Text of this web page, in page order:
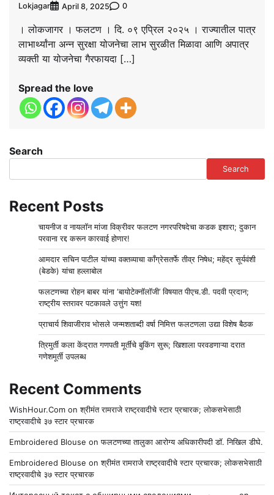
Lokjagar April 8, 2025 0
। लोकजागर । फलटण । दि. ०९ एप्रिल २०२५ । राज्यातील पात्र
लाभार्थ्यांना अन्न सुरक्षा योजनेचा लाभ सुरळीत मिळावा आणि अपात्र
व्यक्ती या योजनेचा गैरफायदा […]
Spread the love
Search
Search
Recent Posts
चायनीज व नायलॉन मांजा विक्रीवर फलटण नगरपरिषदेचा कडक इशारा; दुकान
परवाना रद्द करून कारवाई होणार!
आमदार सचिन पाटील यांच्या वक्तव्याचा काँग्रेसतर्फे तीव्र निषेध; महेंद्र सूर्यवंशी
(बेडके) यांचा हल्लाबोल
फलटणच्या रोहन बाबर यांना ‘बायोटेक्नॉलॉजी’ विषयात पीएच.डी. पदवी प्रदान;
राष्ट्रीय स्तरावर पटकावले उत्तुंग यश!
प्राचार्य शिवाजीराव भोसले जन्मशताब्दी वर्षा निमित्त फलटणला उद्या विशेष बैठक
त्रिमुर्ती कला केंद्रात गणपती मूर्तींचे बुकिंग सुरू; खिशाला परवडणाऱ्या दरात
गणेशमूर्ती उपलब्ध
Recent Comments
WishHour.Com onश्रीमंत रामराजे राष्ट्रवादीचे स्टार प्रचारक; लोकसभेसाठी
राष्ट्रवादीचे ३७ स्टार प्रचारक
Embroidered Blouse onफलटणच्या तालुका आरोग्य अधिकारीपदी डॉ. निखिल डीघे.
Embroidered Blouse onश्रीमंत रामराजे राष्ट्रवादीचे स्टार प्रचारक; लोकसभेसाठी
राष्ट्रवादीचे ३७ स्टार प्रचारक